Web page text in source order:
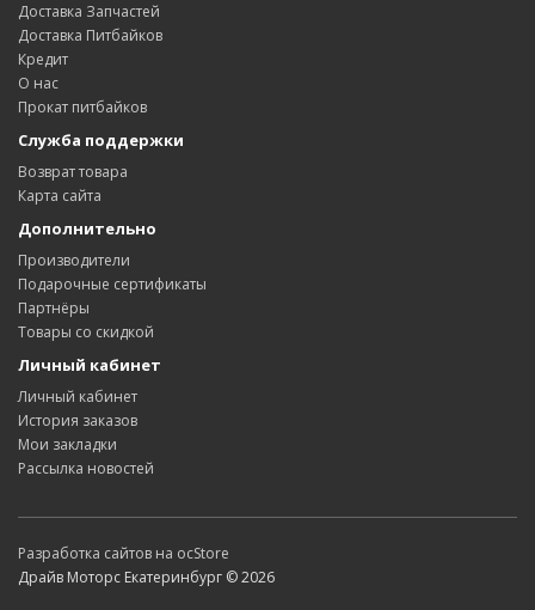
Доставка Запчастей
Доставка Питбайков
Кредит
О нас
Прокат питбайков
Служба поддержки
Возврат товара
Карта сайта
Дополнительно
Производители
Подарочные сертификаты
Партнёры
Товары со скидкой
Личный кабинет
Личный кабинет
История заказов
Мои закладки
Рассылка новостей
Разработка сайтов на ocStore
Драйв Моторс Екатеринбург © 2026